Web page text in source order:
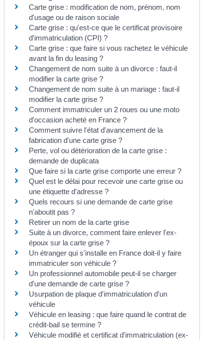
Carte grise : modification de nom, prénom, nom
d'usage ou de raison sociale
Carte grise : qu'est-ce que le certificat provisoire
d'immatriculation (CPI) ?
Carte grise : que faire si vous rachetez le véhicule
avant la fin du leasing ?
Changement de nom suite à un divorce : faut-il
modifier la carte grise ?
Changement de nom suite à un mariage : faut-il
modifier la carte grise ?
Comment immatriculer un 2 roues ou une moto
d'occasion acheté en France ?
Comment suivre l'état d'avancement de la
fabrication d'une carte grise ?
Perte, vol ou détérioration de la carte grise :
demande de duplicata
Que faire si la carte grise comporte une erreur ?
Quel est le délai pour recevoir une carte grise ou
une étiquette d'adresse ?
Quels recours si une demande de carte grise
n'aboutit pas ?
Retirer un nom de la carte grise
Suite à un divorce, comment faire enlever l'ex-
époux sur la carte grise ?
Un étranger qui s'installe en France doit-il y faire
immatriculer son véhicule ?
Un professionnel automobile peut-il se charger
d'une demande de carte grise ?
Usurpation de plaque d'immatriculation d'un
véhicule
Véhicule en leasing : que faire quand le contrat de
crédit-bail se termine ?
Véhicule modifié et certificat d'immatriculation (ex-